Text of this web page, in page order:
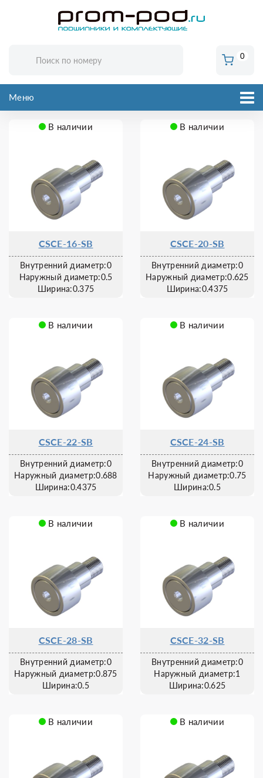
0
Меню
В наличии
CSCE-16-SB
Внутренний диаметр:0
Наружный диаметр:0.5
Ширина:0.375
В наличии
CSCE-20-SB
Внутренний диаметр:0
Наружный диаметр:0.625
Ширина:0.4375
В наличии
CSCE-22-SB
Внутренний диаметр:0
Наружный диаметр:0.688
Ширина:0.4375
В наличии
CSCE-24-SB
Внутренний диаметр:0
Наружный диаметр:0.75
Ширина:0.5
В наличии
CSCE-28-SB
Внутренний диаметр:0
Наружный диаметр:0.875
Ширина:0.5
В наличии
CSCE-32-SB
Внутренний диаметр:0
Наружный диаметр:1
Ширина:0.625
В наличии В наличии